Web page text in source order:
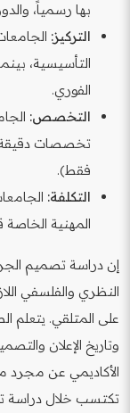
بها رسمياً،
التركيز:
التأسيسية،
الفوري.
التخصص:
فقط).
التكلفة:
المهنية
إن دراسة تصميم
النظري والفلسفي
على المتلقي. يتعلم
وتاريخ الإعلان
الأكاديمي عن مجرد
تكتسب خلال دراسة